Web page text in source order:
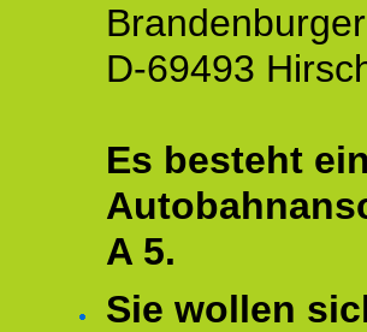
D-69493
Es besteht ein
A 5.
Sie wollen